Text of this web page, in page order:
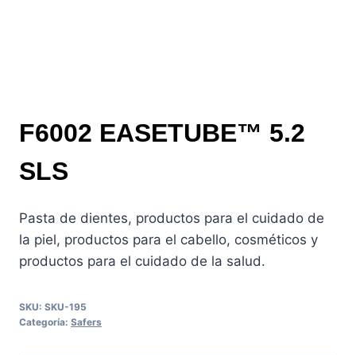
F6002 EASETUBE™ 5.2
SLS
Pasta de dientes, productos para el cuidado de
la piel, productos para el cabello, cosméticos y
productos para el cuidado de la salud.
SKU: SKU-195
Categoría: Safers